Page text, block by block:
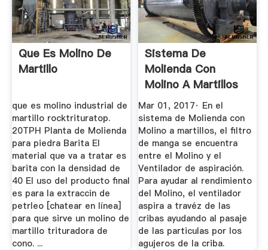
Que Es Molino De
Martillo
que es molino industrial de
martillo rocktrituratop.
20TPH Planta de Molienda
para piedra Barita El
material que va a tratar es
barita con la densidad de
40 El uso del producto final
es para la extraccin de
petrleo [chatear en línea]
para que sirve un molino de
martillo trituradora de
cono. ...
Sistema De
Molienda Con
Molino A Martillos
Engormix
Mar 01, 2017· En el
sistema de Molienda con
Molino a martillos, el filtro
de manga se encuentra
entre el Molino y el
Ventilador de aspiración.
Para ayudar al rendimiento
del Molino, el ventilador
aspira a travéz de las
cribas ayudando al pasaje
de las particulas por los
agujeros de la criba.